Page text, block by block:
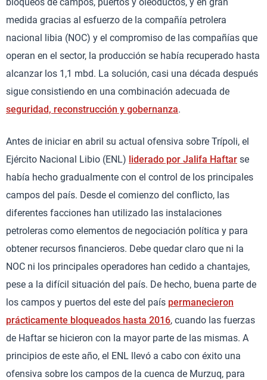
medida gracias al esfuerzo de la compañía petrolera
nacional libia (NOC) y el compromiso de las compañías que
operan en el sector, la producción se había recuperado hasta
alcanzar los 1,1 mbd. La solución, casi una década después
sigue consistiendo en una combinación adecuada de
seguridad, reconstrucción y gobernanza.
Antes de iniciar en abril su actual ofensiva sobre Trípoli, el
Ejército Nacional Libio (ENL) liderado por Jalifa Haftar se
había hecho gradualmente con el control de los principales
campos del país. Desde el comienzo del conflicto, las
diferentes facciones han utilizado las instalaciones
petroleras como elementos de negociación política y para
obtener recursos financieros. Debe quedar claro que ni la
NOC ni los principales operadores han cedido a chantajes,
pese a la difícil situación del país. De hecho, buena parte de
los campos y puertos del este del país permanecieron
prácticamente bloqueados hasta 2016, cuando las fuerzas
de Haftar se hicieron con la mayor parte de las mismas. A
principios de este año, el ENL llevó a cabo con éxito una
ofensiva sobre los campos de la cuenca de Murzuq, para